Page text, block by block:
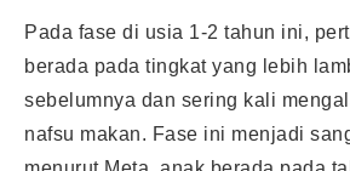
Pada fase di usia 1-2 tahun ini,
berada pada tingkat yang lebih
sebelumnya dan sering kali
nafsu makan. Fase ini menjadi